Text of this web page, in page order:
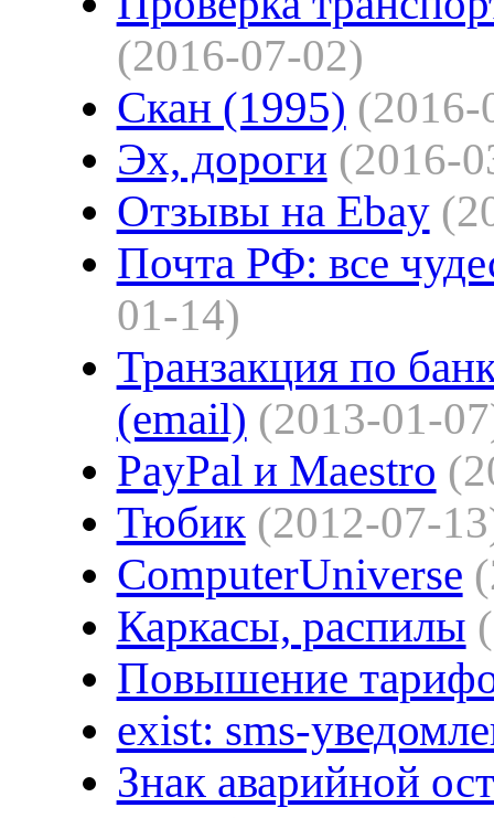
(2016-07-02)
Скан (1995) (2016-
Эх, дороги (2016-
Отзывы на Ebay
Почта РФ: все
01-14)
Транзакция по
(email) (2013-01-
PayPal и Maestro
Тюбик (2012-07-
ComputerUniverse
Каркасы, распилы
Повышение
exist: sms-
Знак аварийной